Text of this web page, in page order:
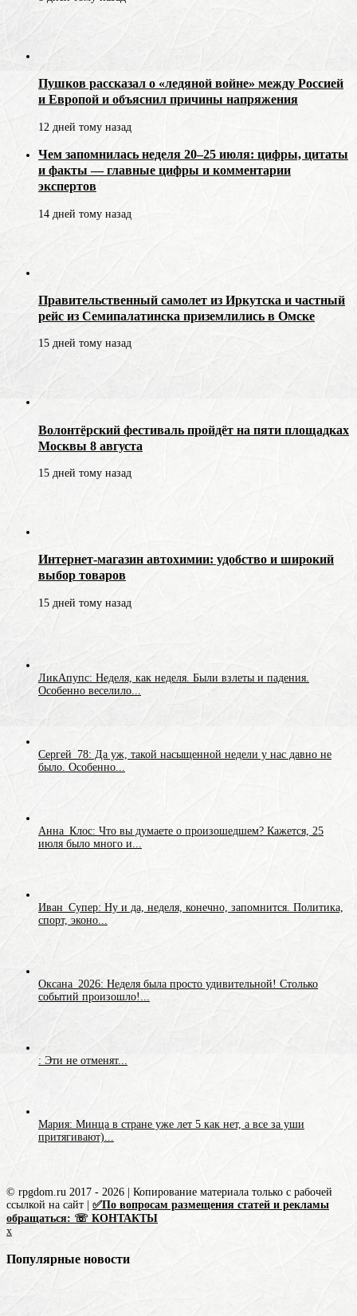
Пушков рассказал о «ледяной войне» между Россией
и Европой и объяснил причины напряжения
12 дней тому назад
Чем запомнилась неделя 20–25 июля: цифры, цитаты
и факты — главные цифры и комментарии
экспертов
14 дней тому назад
Правительственный самолет из Иркутска и частный
рейс из Семипалатинска приземлились в Омске
15 дней тому назад
Волонтёрский фестиваль пройдёт на пяти площадках
Москвы 8 августа
15 дней тому назад
Интернет-магазин автохимии: удобство и широкий
выбор товаров
15 дней тому назад
ЛикАпупс: Неделя, как неделя. Были взлеты и падения.
Особенно веселило...
Сергей_78: Да уж, такой насыщенной недели у нас давно не
было. Особенно...
Анна_Клос: Что вы думаете о произошедшем? Кажется, 25
июля было много и...
Иван_Супер: Ну и да, неделя, конечно, запомнится. Политика,
спорт, эконо...
Оксана_2026: Неделя была просто удивительной! Столько
событий произошло!...
: Эти не отменят...
Мария: Минца в стране уже лет 5 как нет, а все за уши
притягивают)...
© rpgdom.ru 2017 - 2026 | Копирование материала только с рабочей
ссылкой на сайт | ✅По вопросам размещения статей и рекламы
обращаться: ☏ КОНТАКТЫ
x
Популярные новости